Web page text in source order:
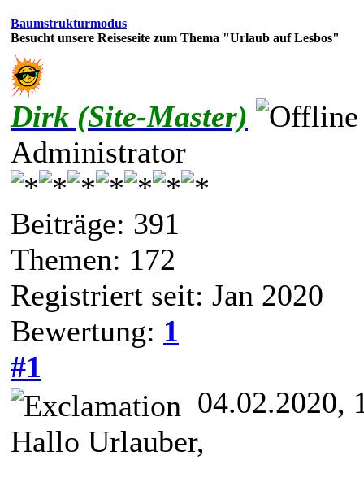
Baumstrukturmodus
Besucht unsere Reiseseite zum Thema "Urlaub auf Lesbos"
Dirk (Site-Master)
Administrator
Beiträge: 391
Themen: 172
Registriert seit: Jan 2020
Bewertung: 1
#1
04.02.2020,
Hallo Urlauber,